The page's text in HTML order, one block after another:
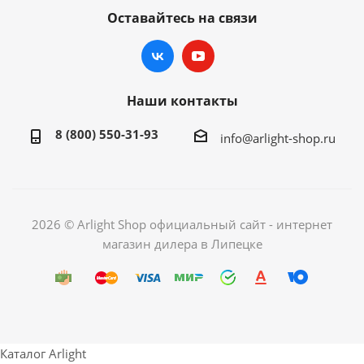
Оставайтесь на связи
Наши контакты
8 (800) 550-31-93 info@arlight-shop.ru
2026 © Arlight Shop официальный сайт - интернет
магазин дилера в Липецке
Каталог Arlight